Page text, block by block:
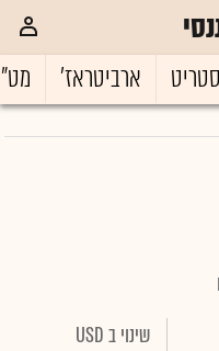
ארביטראז'
שינוי ב USD